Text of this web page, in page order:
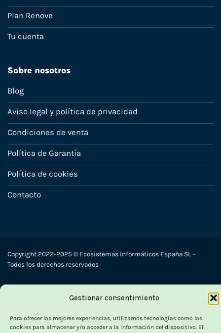
Gestionar consentimiento
Para ofrecer las mejores experiencias, utilizamos tecnologías como las
cookies para almacenar y/o acceder a la información del dispositivo. El
Plan Renove
Tu cuenta
Sobre nosotros
Blog
Aviso legal y política de privacidad
Condiciones de venta
Política de Garantía
Política de cookies
Contacto
Copyright 2022-2025 © Ecosistemas Informáticos España SL –
Todos los derechos reservados
PayPal Stripe MasterCard
Cash
Delivery